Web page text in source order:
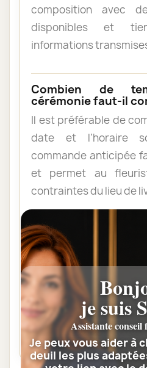
composition avec
disponibles et
informations
Combien de
cérémonie faut-il
Il est préférable de
date et l’horaire
commande anticipée
et permet au
contraintes du lieu de
Les fleurs
au domicile de la
Oui. Une
peut être livrée au
la cérémonie.
quelqu’un pourra
je suis
Assistante
Je peux vous aider à
deuil les plus